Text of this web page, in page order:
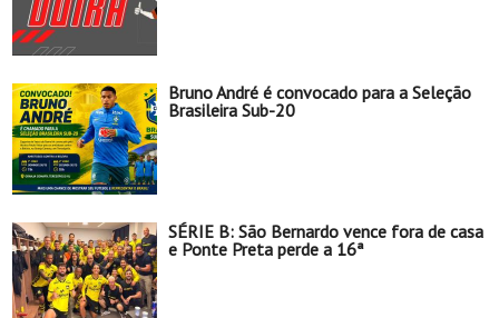
Bruno André é convocado para a Seleção
Brasileira Sub-20
SÉRIE B: São Bernardo vence fora de casa
e Ponte Preta perde a 16ª